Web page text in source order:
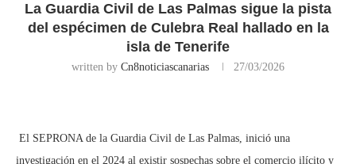
La Guardia Civil de Las Palmas sigue la pista
del espécimen de Culebra Real hallado en la
isla de Tenerife
written by Cn8noticiascanarias 27/03/2026
El SEPRONA de la Guardia Civil de Las Palmas, inició una
investigación en el 2024 al existir sospechas sobre el comercio ilícito y